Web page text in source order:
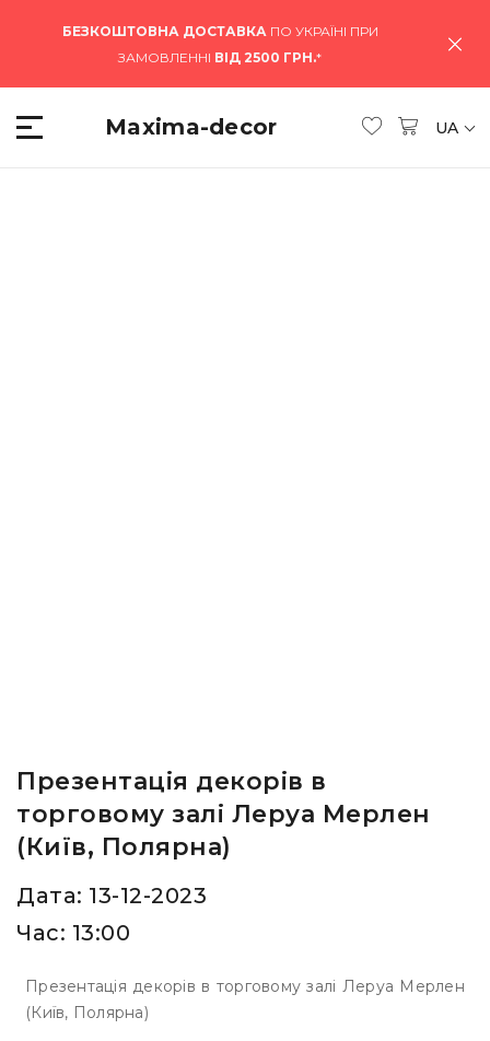
БЕЗКОШТОВНА ДОСТАВКАПО УКРАЇНІ ПРИ
ЗАМОВЛЕННІ ВІД 2500 ГРН.*
Maxima-decor UA
Презентація декорів в
торговому залі Леруа Мерлен
(Київ, Полярна)
Дата: 13-12-2023
Час: 13:00
Презентація декорів в торговому залі Леруа Мерлен
(Київ, Полярна)